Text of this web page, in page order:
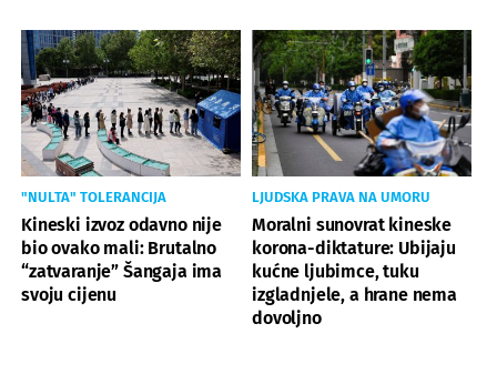
"NULTA" TOLERANCIJA
Kineski izvoz odavno nije
bio ovako mali: Brutalno
“zatvaranje” Šangaja ima
svoju cijenu
LJUDSKA PRAVA NA UMORU
Moralni sunovrat kineske
korona-diktature: Ubijaju
kućne ljubimce, tuku
izgladnjele, a hrane nema
dovoljno